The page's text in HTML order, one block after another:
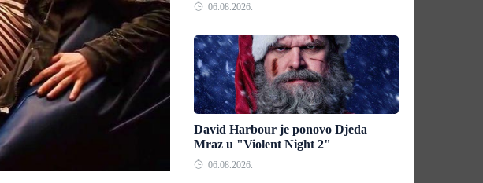
06.08.2026.
David Harbour je ponovo Djeda
Mraz u "Violent Night 2"
06.08.2026.